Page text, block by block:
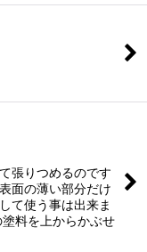
張りつめるのです
面の薄い部分だけ
て使う事は出来ま
料を上からかぶせ